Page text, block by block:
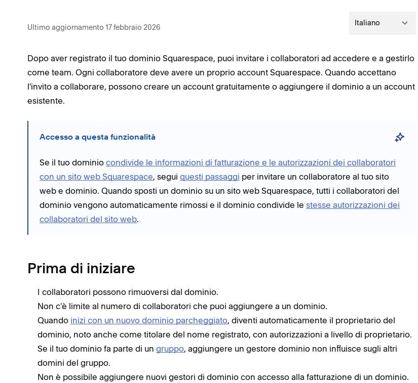
Ultimo aggiornamento 17 febbraio 2026 Italiano
Dopo aver registrato il tuo dominio Squarespace, puoi invitare i collaboratori ad accedere e a gestirlo
come team. Ogni collaboratore deve avere un proprio account Squarespace. Quando accettano
l'invito a collaborare, possono creare un account gratuitamente o aggiungere il dominio a un account
esistente.
Accesso a questa funzionalità
Se il tuo dominio condivide le informazioni di fatturazione e le autorizzazioni dei collaboratori
con un sito web Squarespace, segui questi passaggi per invitare un collaboratore al tuo sito
web e dominio. Quando sposti un dominio su un sito web Squarespace, tutti i collaboratori del
dominio vengono automaticamente rimossi e il dominio condivide le stesse autorizzazioni dei
collaboratori del sito web.
Prima di iniziare
I collaboratori possono rimuoversi dal dominio.
Non c'è limite al numero di collaboratori che puoi aggiungere a un dominio.
Quando inizi con un nuovo dominio parcheggiato, diventi automaticamente il proprietario del
dominio, noto anche come titolare del nome registrato, con autorizzazioni a livello di proprietario.
Se il tuo dominio fa parte di un gruppo, aggiungere un gestore dominio non influisce sugli altri
domini del gruppo.
Non è possibile aggiungere nuovi gestori di dominio con accesso alla fatturazione di un dominio.